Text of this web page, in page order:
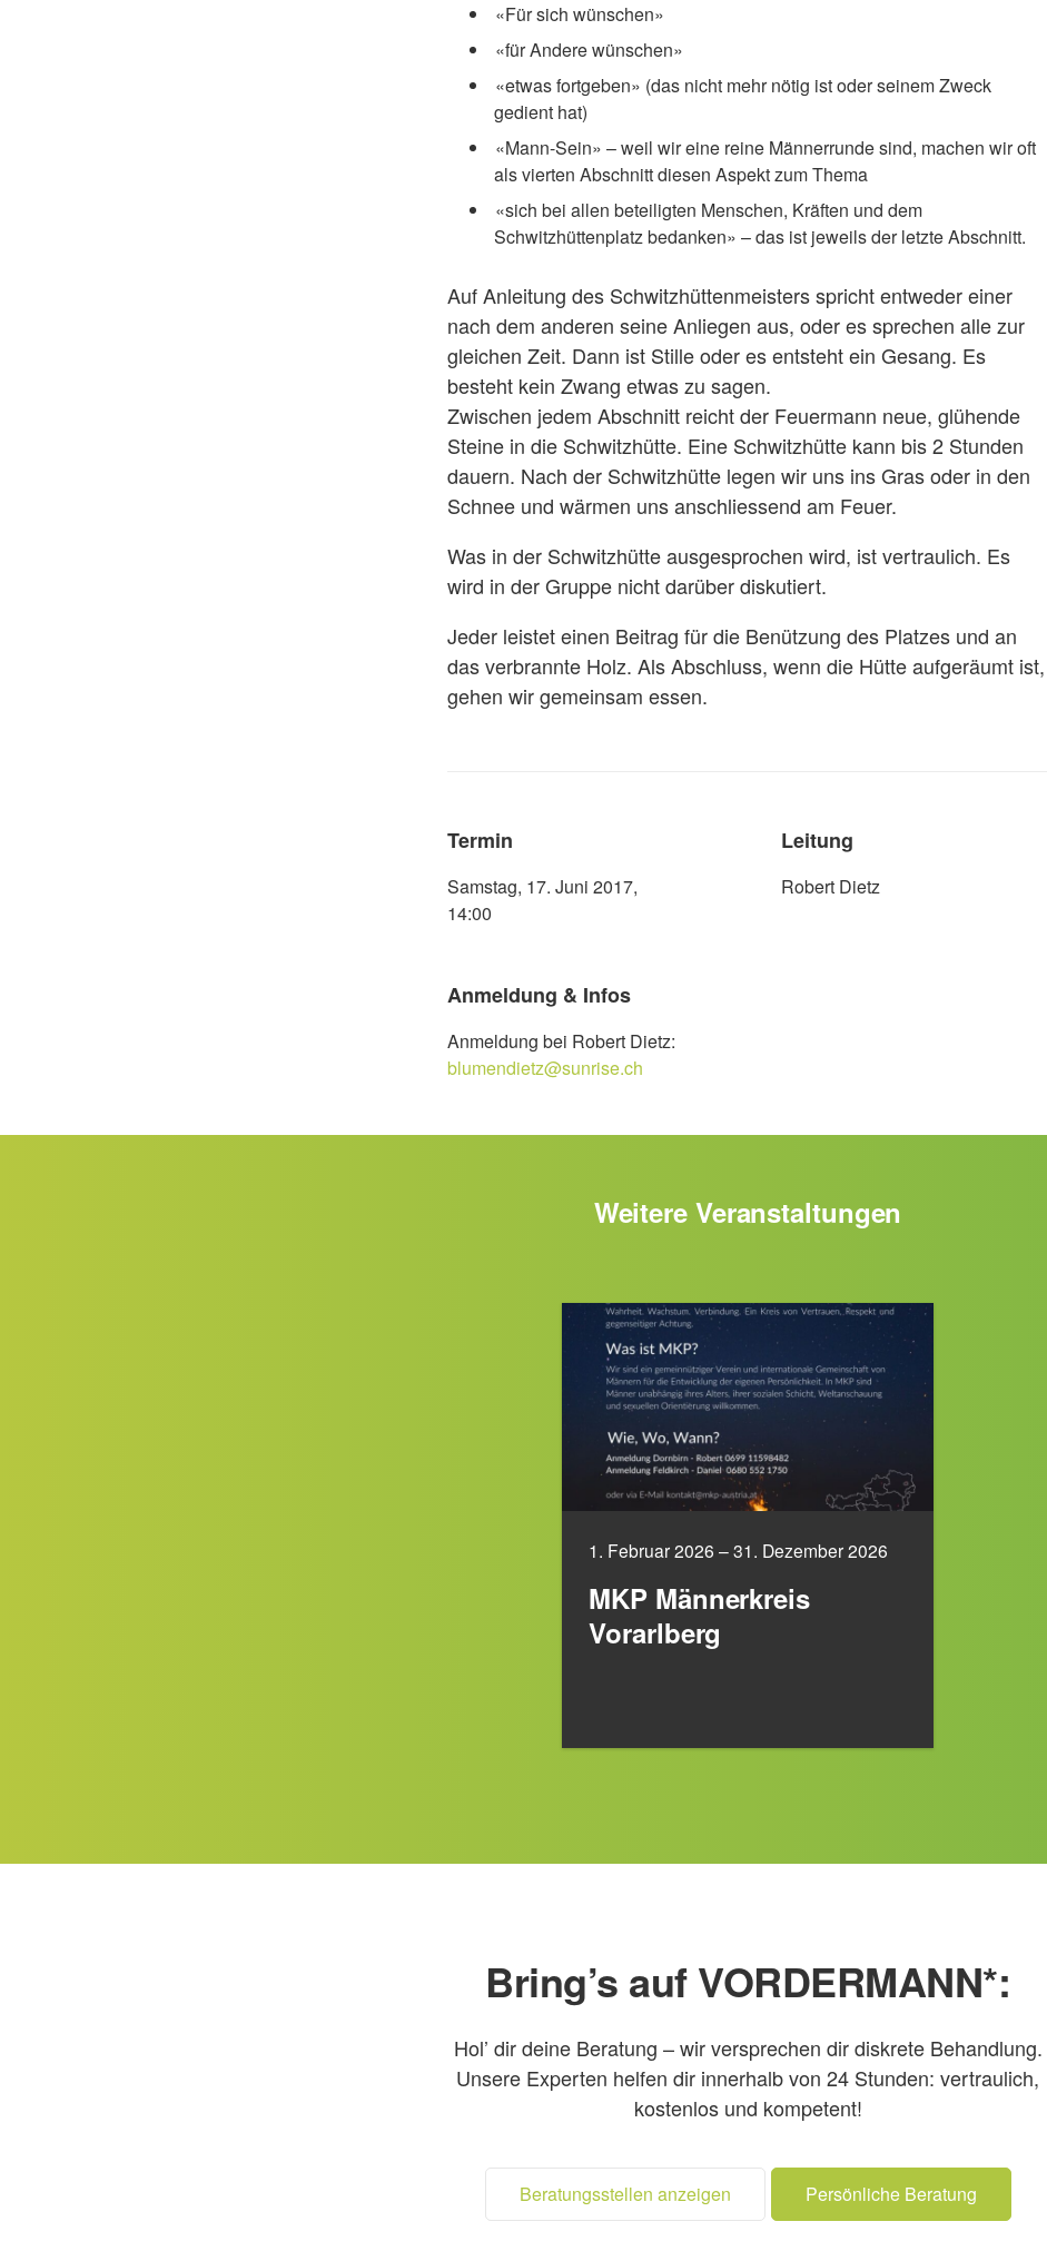
«Für sich wünschen»
«für Andere wünschen»
«etwas fortgeben» (das nicht mehr nötig ist oder seinem Zweck
gedient hat)
«Mann-Sein» – weil wir eine reine Männerrunde sind, machen wir oft
als vierten Abschnitt diesen Aspekt zum Thema
«sich bei allen beteiligten Menschen, Kräften und dem
Schwitzhüttenplatz bedanken» – das ist jeweils der letzte Abschnitt.
Auf Anleitung des Schwitzhüttenmeisters spricht entweder einer
nach dem anderen seine Anliegen aus, oder es sprechen alle zur
gleichen Zeit. Dann ist Stille oder es entsteht ein Gesang. Es
besteht kein Zwang etwas zu sagen.
Zwischen jedem Abschnitt reicht der Feuermann neue, glühende
Steine in die Schwitzhütte. Eine Schwitzhütte kann bis 2 Stunden
dauern. Nach der Schwitzhütte legen wir uns ins Gras oder in den
Schnee und wärmen uns anschliessend am Feuer.
Was in der Schwitzhütte ausgesprochen wird, ist vertraulich. Es
wird in der Gruppe nicht darüber diskutiert.
Jeder leistet einen Beitrag für die Benützung des Platzes und an
das verbrannte Holz. Als Abschluss, wenn die Hütte aufgeräumt ist,
gehen wir gemeinsam essen.
Termin
Samstag, 17. Juni 2017,
14:00
Leitung
Robert Dietz
Anmeldung & Infos
Anmeldung bei Robert Dietz:
blumendietz@sunrise.ch
Weitere Veranstaltungen
1. Februar 2026 – 31. Dezember 2026
MKP Männerkreis
Vorarlberg
Bring’s auf VORDERMANN*:
Hol’ dir deine Beratung – wir versprechen dir diskrete Behandlung.
Unsere Experten helfen dir innerhalb von 24 Stunden: vertraulich,
kostenlos und kompetent!
Beratungsstellen anzeigen Persönliche Beratung